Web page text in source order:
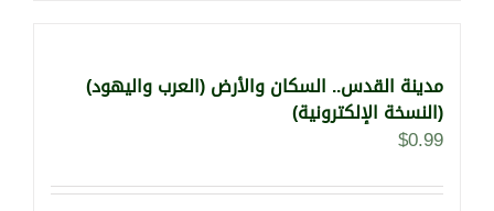
مدينة القدس.. السكان والأرض (العرب واليهود)
(النسخة الإلكترونية)
$0.99